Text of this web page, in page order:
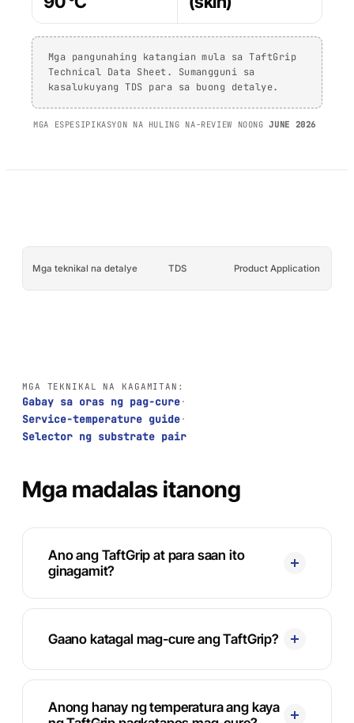
Acrylic Foam Tape
AFT 2064WF
fibreglass
Mga pangunahing katangian mula sa TaftGrip
Technical Data Sheet. Sumangguni sa
kasalukuyang TDS para sa buong detalye.
MGA ESPESIPIKASYON NA HULING NA-REVIEW NOONGJUNE 2026
Mga teknikal na detalye TDS Product Application
MGA TEKNIKAL NA KAGAMITAN:
Gabay sa oras ng pag-cure·
Service-temperature guide·
Selector ng substrate pair
Mga madalas itanong
Ano ang TaftGrip at para saan ito
ginagamit?
Gaano katagal mag-cure ang TaftGrip?
Anong hanay ng temperatura ang kaya